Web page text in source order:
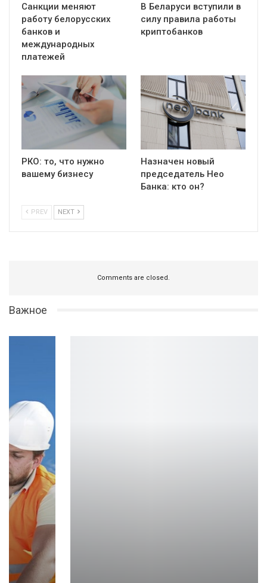
Санкции меняют
работу белорусских
банков и
международных
платежей
В Беларуси вступили в
силу правила работы
криптобанков
РКО: то, что нужно
вашему бизнесу
Назначен новый
председатель Нео
Банка: кто он?
PREV NEXT
Comments are closed.
Важное